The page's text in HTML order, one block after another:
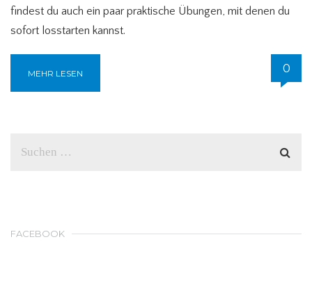
findest du auch ein paar praktische Übungen, mit denen du
sofort losstarten kannst.
MEHR LESEN 0
FACEBOOK